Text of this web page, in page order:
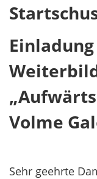
Einladung
Volme
Sehr geehrte